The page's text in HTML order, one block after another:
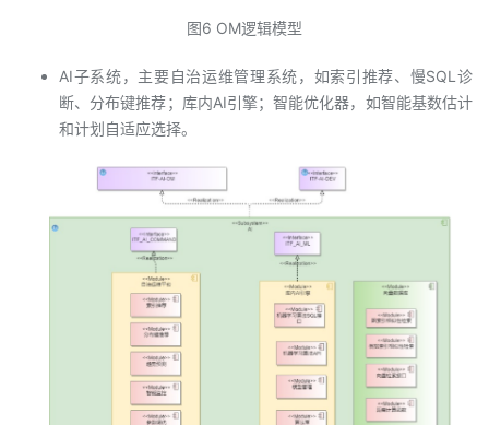
图6 OM逻辑模型
AI子系统，主要自治运维管理系统，如索引推荐、慢SQL诊
断、分布键推荐；库内AI引擎；智能优化器，如智能基数估计
和计划自适应选择。